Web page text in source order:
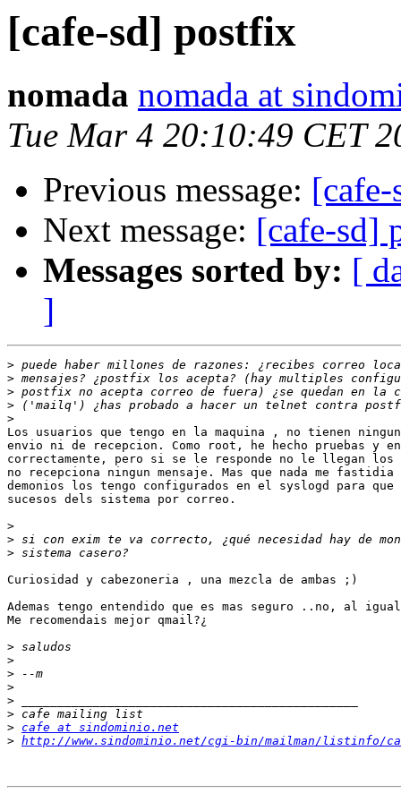
[cafe-sd] postfix
nomada nomada at
Tue Mar 4 20:10:49 CET
Previous message:
Next message: [cafe-sd]
Messages sorted by: [
]
>
>
>
>
>
Los usuarios que tengo en la maquina , no tienen
envio ni de recepcion. Como root, he hecho pruebas y
correctamente, pero si se le responde no le llegan los
no recepciona ningun mensaje. Mas que nada me
demonios los tengo configurados en el syslogd para que
sucesos dels sistema por correo.
>
>
>
Curiosidad y cabezoneria , una mezcla de ambas ;)
Ademas tengo entendido que es mas seguro ..no, al
Me recomendais mejor qmail?¿
>
>
>
>
>
>
> cafe at sindominio.net
> http://www.sindominio.net/cgi-bin/mailman/listinfo/